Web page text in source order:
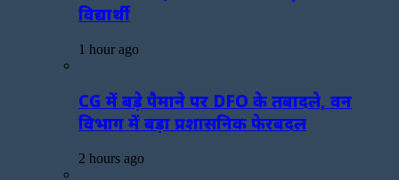
विद्यार्थी
1 hour ago
CG में बड़े पैमाने पर DFO के तबादले, वन
विभाग में बड़ा प्रशासनिक फेरबदल
2 hours ago